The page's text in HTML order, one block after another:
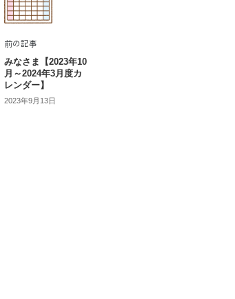
前の記事
みなさま【2023年10
月～2024年3月度カ
レンダー】
2023年9月13日